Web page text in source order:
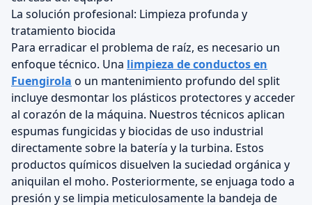
La solución profesional: Limpieza profunda y
tratamiento biocida
Para erradicar el problema de raíz, es necesario un
enfoque técnico. Una limpieza de conductos en
Fuengirola o un mantenimiento profundo del split
incluye desmontar los plásticos protectores y acceder
al corazón de la máquina. Nuestros técnicos aplican
espumas fungicidas y biocidas de uso industrial
directamente sobre la batería y la turbina. Estos
productos químicos disuelven la suciedad orgánica y
aniquilan el moho. Posteriormente, se enjuaga todo a
presión y se limpia meticulosamente la bandeja de